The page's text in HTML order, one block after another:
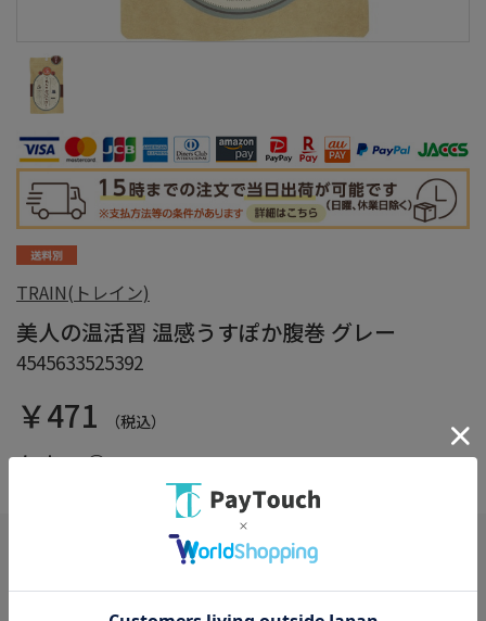
TRAIN(トレイン)
美人の温活習 温感うすぽか腹巻 グレー
4545633525392
￥471 （税込）
在庫：○